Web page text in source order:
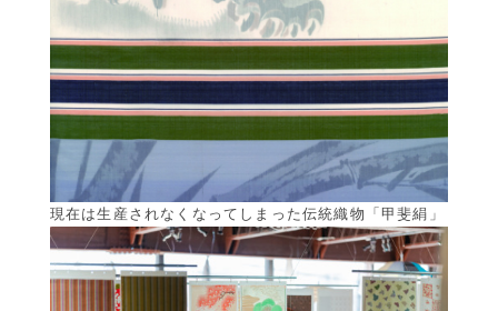
現在は生産されなくなってしまった伝統織物「甲斐絹」